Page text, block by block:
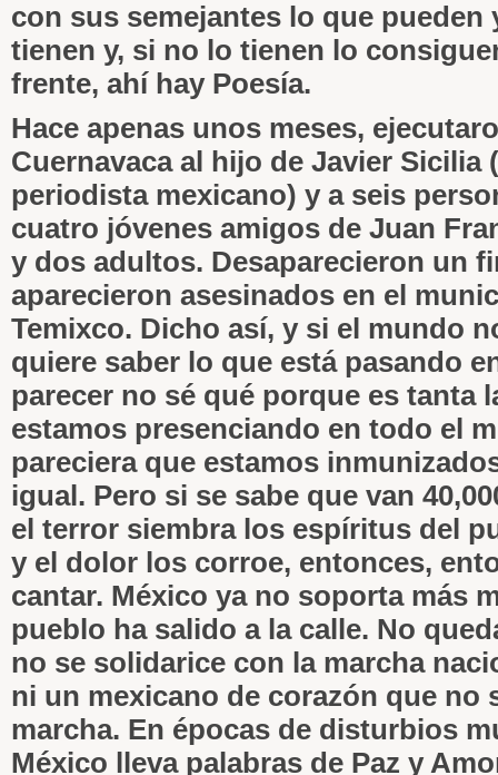
con sus semejantes lo que pueden
tienen y, si no lo tienen lo
frente, ahí hay Poesía.
Hace apenas unos meses,
Cuernavaca al hijo de Javier Sicilia
periodista mexicano) y a seis
cuatro jóvenes amigos de Juan
y dos adultos. Desaparecieron un
aparecieron asesinados en el
Temixco. Dicho así, y si el mundo
quiere saber lo que está pasando
parecer no sé qué porque es tanta
estamos presenciando en todo el
pareciera que estamos
igual. Pero si se sabe que van
el terror siembra los espíritus del
y el dolor los corroe, entonces,
cantar. México ya no soporta más
pueblo ha salido a la calle. No
no se solidarice con la marcha
ni un mexicano de corazón que no
marcha. En épocas de disturbios
México lleva palabras de Paz y